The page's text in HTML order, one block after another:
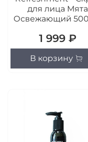
для лица Мята
Освежающий
1 999 ₽
В корзину